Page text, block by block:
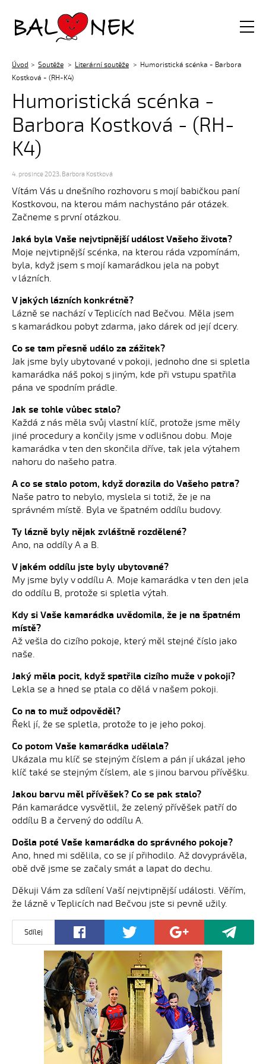
Balónek z.s.
Úvod Soutěže Literární soutěže
Humoristická scénka - Barbora
Kostková - (RH-K4)
Humoristická scénka -
Barbora Kostková - (RH-
K4)
4. prosince 2023, Barbora Kostková
Vítám Vás u dnešního rozhovoru s mojí babičkou paní
Kostkovou, na kterou mám nachystáno pár otázek.
Začneme s první otázkou.
Jaká byla Vaše nejvtipnější událost Vašeho života?
Moje nejvtipnější scénka, na kterou ráda vzpomínám,
byla, když jsem s mojí kamarádkou jela na pobyt
v lázních.
V jakých lázních konkrétně?
Lázně se nachází v Teplicích nad Bečvou. Měla jsem
s kamarádkou pobyt zdarma, jako dárek od její dcery.
Co se tam přesně událo za zážitek?
Jak jsme byly ubytované v pokoji, jednoho dne si spletla
kamarádka náš pokoj s jiným, kde při vstupu spatřila
pána ve spodním prádle.
Jak se tohle vůbec stalo?
Každá z nás měla svůj vlastní klíč, protože jsme měly
jiné procedury a končily jsme v odlišnou dobu. Moje
kamarádka v ten den skončila dříve, tak jela výtahem
nahoru do našeho patra.
A co se stalo potom, když dorazila do Vašeho patra?
Naše patro to nebylo, myslela si totiž, že je na
správném místě. Byla ve špatném oddílu budovy.
Ty lázně byly nějak zvláštně rozdělené?
Ano, na oddíly A a B.
V jakém oddílu jste byly ubytované?
My jsme byly v oddílu A. Moje kamarádka v ten den jela
do oddílu B, protože si spletla výtah.
Kdy si Vaše kamarádka uvědomila, že je na špatném
místě?
Až vešla do cizího pokoje, který měl stejné číslo jako
naše.
Jaký měla pocit, když spatřila cizího muže v pokoji?
Lekla se a hned se ptala co dělá v našem pokoji.
Co na to muž odpověděl?
Řekl jí, že se spletla, protože to je jeho pokoj.
Co potom Vaše kamarádka udělala?
Ukázala mu klíč se stejným číslem a pán jí ukázal jeho
klíč také se stejným číslem, ale s jinou barvou přívěšku.
Jakou barvu měl přívěšek? Co se pak stalo?
Pán kamarádce vysvětlil, že zelený přívěšek patří do
oddílu B a červený do oddílu A.
Došla poté Vaše kamarádka do správného pokoje?
Ano, hned mi sdělila, co se jí přihodilo. Až dovyprávěla,
obě dvě jsme se začaly smát a lapat do dechu.
Děkuji Vám za sdílení Vaší nejvtipnější události. Věřím,
že lázně v Teplicích nad Bečvou jste si pevně užily.
Sdílej